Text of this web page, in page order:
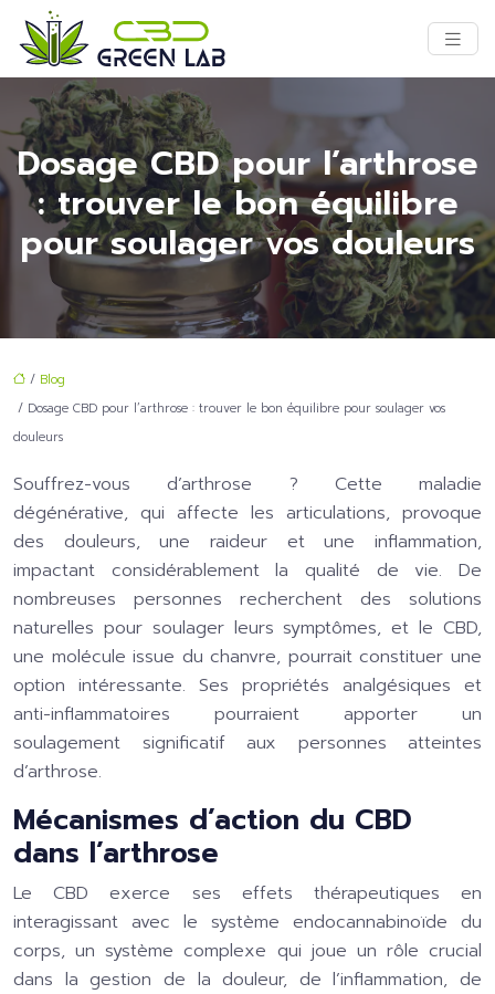
Dosage CBD pour l’arthrose
: trouver le bon équilibre
pour soulager vos douleurs
/ Blog
/ Dosage CBD pour l’arthrose : trouver le bon équilibre pour soulager vos
douleurs
Souffrez-vous d’arthrose ? Cette maladie
dégénérative, qui affecte les articulations, provoque
des douleurs, une raideur et une inflammation,
impactant considérablement la qualité de vie. De
nombreuses personnes recherchent des solutions
naturelles pour soulager leurs symptômes, et le CBD,
une molécule issue du chanvre, pourrait constituer une
option intéressante. Ses propriétés analgésiques et
anti-inflammatoires pourraient apporter un
soulagement significatif aux personnes atteintes
d’arthrose.
Mécanismes d’action du CBD
dans l’arthrose
Le CBD exerce ses effets thérapeutiques en
interagissant avec le système endocannabinoïde du
corps, un système complexe qui joue un rôle crucial
dans la gestion de la douleur, de l’inflammation, de